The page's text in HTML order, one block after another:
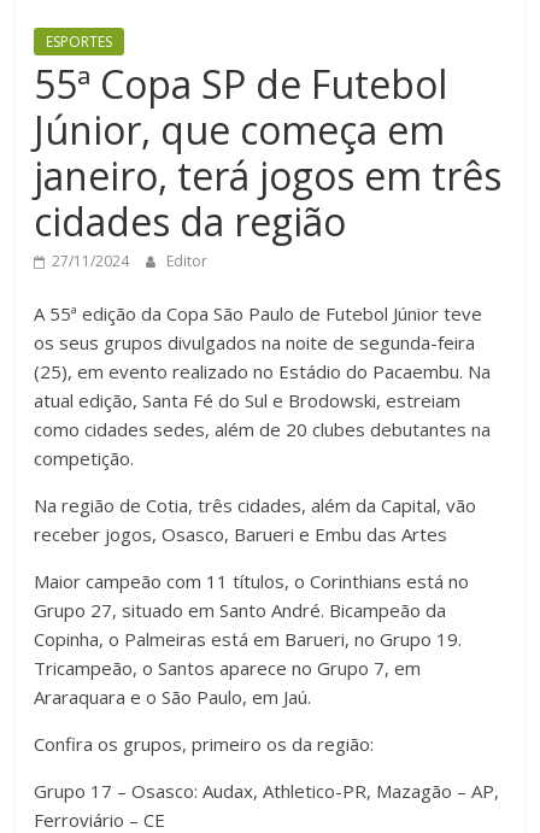
ESPORTES
55ª Copa SP de Futebol
Júnior, que começa em
janeiro, terá jogos em três
cidades da região
27/11/2024 Editor
A 55ª edição da Copa São Paulo de Futebol Júnior teve
os seus grupos divulgados na noite de segunda-feira
(25), em evento realizado no Estádio do Pacaembu. Na
atual edição, Santa Fé do Sul e Brodowski, estreiam
como cidades sedes, além de 20 clubes debutantes na
competição.
Na região de Cotia, três cidades, além da Capital, vão
receber jogos, Osasco, Barueri e Embu das Artes
Maior campeão com 11 títulos, o Corinthians está no
Grupo 27, situado em Santo André. Bicampeão da
Copinha, o Palmeiras está em Barueri, no Grupo 19.
Tricampeão, o Santos aparece no Grupo 7, em
Araraquara e o São Paulo, em Jaú.
Confira os grupos, primeiro os da região:
Grupo 17 – Osasco: Audax, Athletico-PR, Mazagão – AP,
Ferroviário – CE